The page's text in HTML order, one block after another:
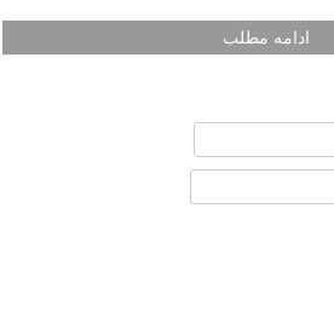
ادامه مطلب